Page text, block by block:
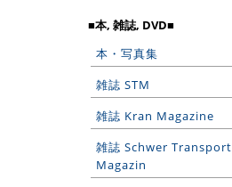
■本, 雑誌, DVD■
本・写真集
雑誌 STM
雑誌 Kran Magazine
雑誌 Schwer Transport
Magazin